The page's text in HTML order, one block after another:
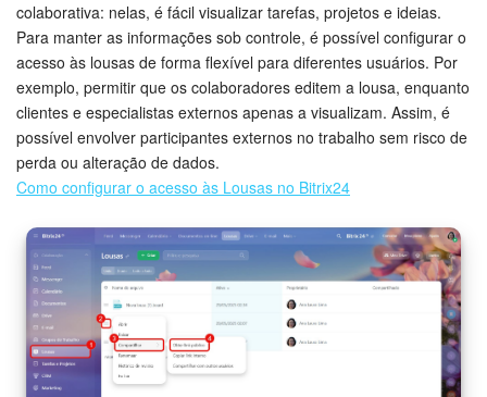
Gerenciamento do inventário
Empresa
Assinatura eletrônica para RH
Assinatura eletrônica
Base de conhecimento
Videoconferências em HD
Processos de negócio
colaborativa: nelas, é fácil visualizar tarefas, projetos e ideias.
Para manter as informações sob controle, é possível configurar o
acesso às lousas de forma flexível para diferentes usuários. Por
exemplo, permitir que os colaboradores editem a lousa, enquanto
clientes e especialistas externos apenas a visualizam. Assim, é
possível envolver participantes externos no trabalho sem risco de
perda ou alteração de dados.
Como configurar o acesso às Lousas no Bitrix24